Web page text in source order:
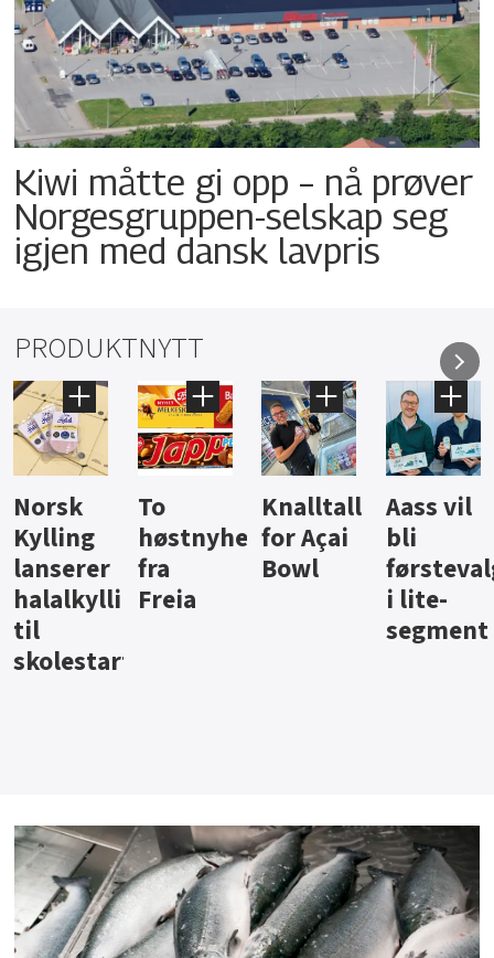
Kiwi måtte gi opp – nå prøver
Norgesgruppen-selskap seg
igjen med dansk lavpris
PRODUKTNYTT
Knalltall
for Açai
Bowl
Aass vil
bli
førstevalg
i lite-
Brus og
jus fra
Berentsen
Hard
iste fra
Hansa